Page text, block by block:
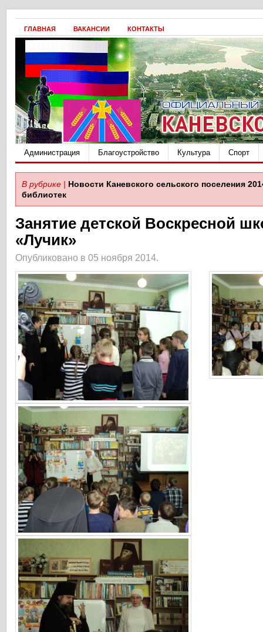
ГЛАВНАЯ ВАКАНСИИ КОНТАКТЫ
Администрация Благоустройство Культура Спорт
В рубрике | Новости Каневского сельского поселения
библиотек
Занятие детской Воскресной
«Лучик»
Опубликовано в 05 ноября 2014.